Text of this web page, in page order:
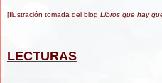
[Ilustración tomada del blog Libros que hay
LECTURAS